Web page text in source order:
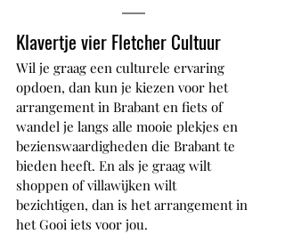
Klavertje vier Fletcher Cultuur
Wil je graag een culturele ervaring
opdoen, dan kun je kiezen voor het
arrangement in Brabant en fiets of
wandel je langs alle mooie plekjes en
bezienswaardigheden die Brabant te
bieden heeft. En als je graag wilt
shoppen of villawijken wilt
bezichtigen, dan is het arrangement in
het Gooi iets voor jou.